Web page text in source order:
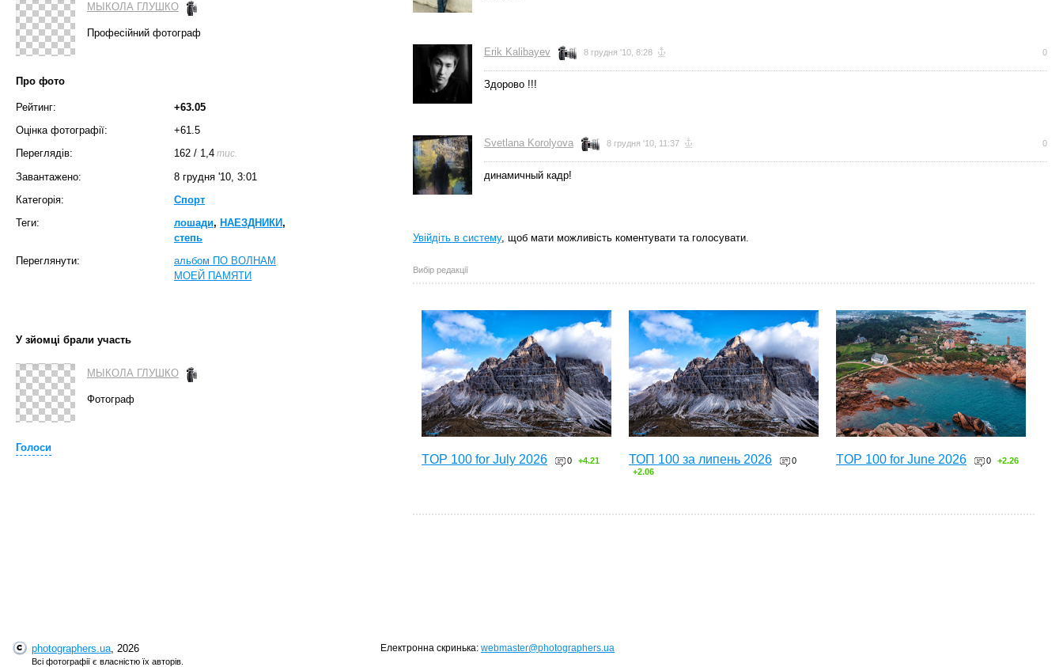
МЫКОЛА ГЛУШКО
Професійний фотограф
Про фото
Рейтинг:
+63.05
Оцінка фотографії:
+61.5
Переглядів:
162 / 1,4 тис.
Завантажено:
8 грудня '10, 3:01
Категорія:
Спорт
Теги:
лошади, НАЕЗДНИКИ,
степь
Переглянути:
альбом ПО ВОЛНАМ
МОЕЙ ПАМЯТИ
У зйомці брали участь
МЫКОЛА ГЛУШКО
Фотограф
Голоси
Erik Kalibayev 8 грудня '10, 8:28 0
Здорово !!!
Svetlana Korolyova 8 грудня '10, 11:37 0
динамичный кадр!
Увійдіть в систему, щоб мати можливість коментувати та голосувати.
Вибір редакції
TOP 100 for July 2026 0 +4.21 ТОП 100 за липень 2026
0
+2.06
TOP 100 for June 2026 0 +2.26
photographers.ua, 2026
Всі фотографії є власністю їх авторів.
Електронна скринька: webmaster@photographers.ua